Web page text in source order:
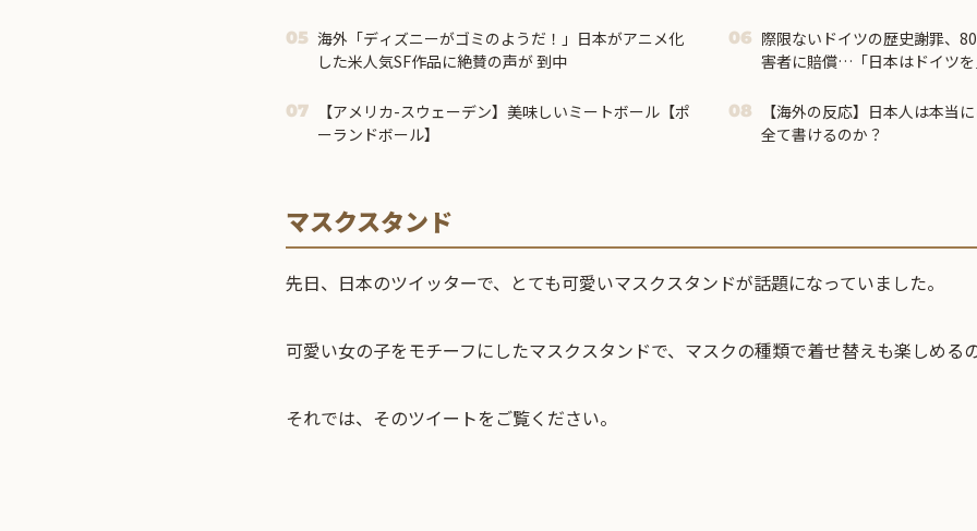
05 海外「ディズニーがゴミのようだ！」日本がアニメ化
した米人気SF作品に絶賛の声が 到中
06 際限ないドイツの歴史謝罪、
害者に賠償…「日本はドイツを
07
【アメリカ-スウェーデン】美味しいミートボール【ポ
ーランドボール】
08
【海外の反応】日本人は本当
全て書けるのか？
マスクスタンド
先日、日本のツイッターで、とても可愛いマスクスタンドが話題になっていました。
可愛い女の子をモチーフにしたマスクスタンドで、マスクの種類で着せ替えも楽しめるの
それでは、そのツイートをご覧ください。